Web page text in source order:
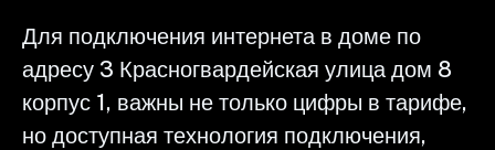
Для подключения интернета в доме по
адресу 3 Красногвардейская улица дом 8
корпус 1, важны не только цифры в тарифе,
но доступная технология подключения,